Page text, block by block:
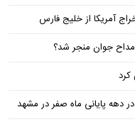
آمریکا از خلیج فارس
مداح جوان منجر شد؟